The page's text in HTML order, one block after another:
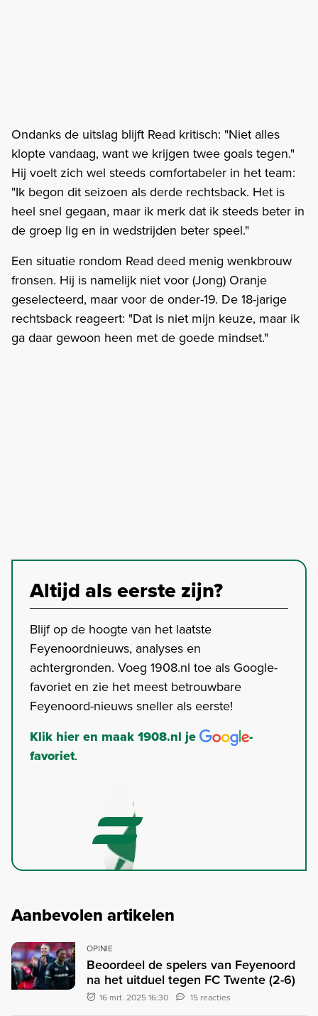
Ondanks de uitslag blijft Read kritisch: "Niet alles
klopte vandaag, want we krijgen twee goals tegen."
Hij voelt zich wel steeds comfortabeler in het team:
"Ik begon dit seizoen als derde rechtsback. Het is
heel snel gegaan, maar ik merk dat ik steeds beter in
de groep lig en in wedstrijden beter speel."
Een situatie rondom Read deed menig wenkbrouw
fronsen. Hij is namelijk niet voor (Jong) Oranje
geselecteerd, maar voor de onder-19. De 18-jarige
rechtsback reageert: "Dat is niet mijn keuze, maar ik
ga daar gewoon heen met de goede mindset."
Altijd als eerste zijn?
Blijf op de hoogte van het laatste
Feyenoordnieuws, analyses en
achtergronden. Voeg 1908.nl toe als Google-
favoriet en zie het meest betrouwbare
Feyenoord-nieuws sneller als eerste!
Klik hier en maak 1908.nl je
-
favoriet.
Aanbevolen artikelen
OPINIE
Beoordeel de spelers van Feyenoord
na het uitduel tegen FC Twente (2-6)
16 mrt. 2025 16:30 15 reacties